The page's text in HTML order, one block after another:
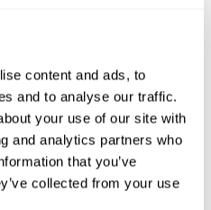
content and ads, to
and to analyse our traffic.
your use of our site with
and analytics partners who
that you’ve
collected from your use
المراجع
Francesco Bellotti, Vladimír
Cognitive Training Improves
Function - PLOS ONE July 03,